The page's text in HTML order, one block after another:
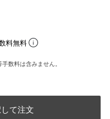
料無料
数料は含みません。
て注文